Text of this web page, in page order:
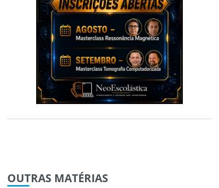
OUTRAS MATÉRIAS